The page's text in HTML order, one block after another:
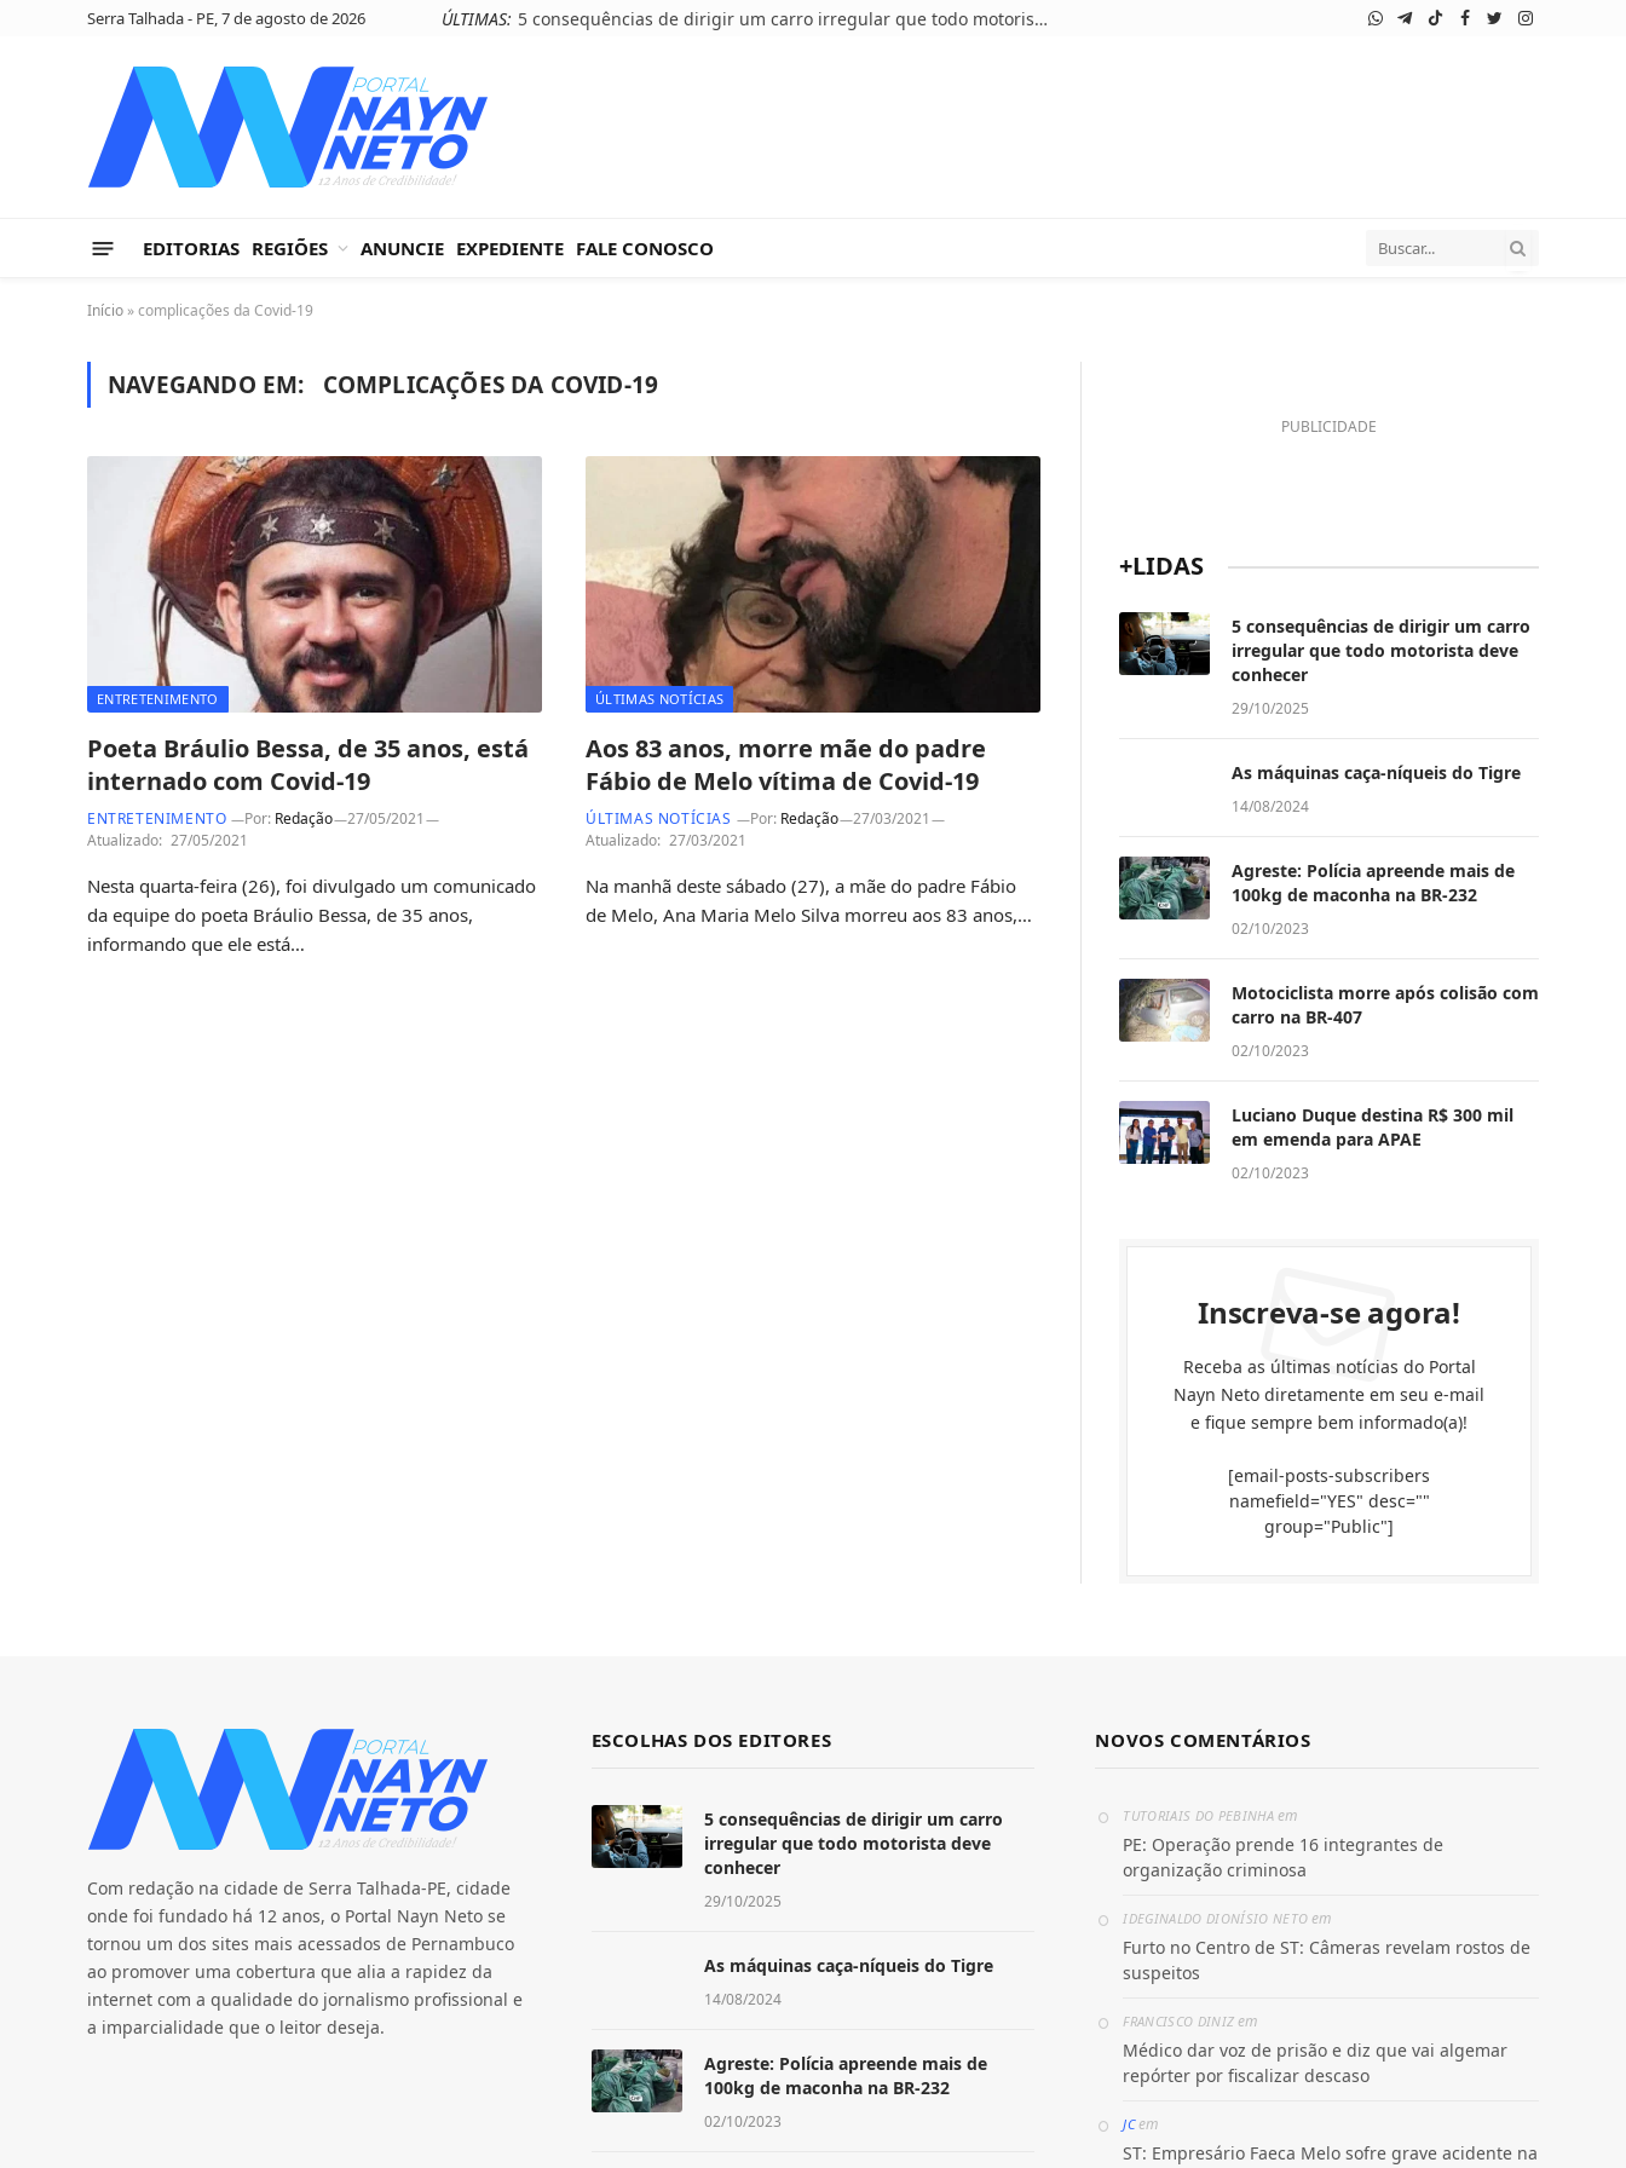
Serra Talhada - PE, 7 de agosto de 2026 ÚLTIMAS: 5 consequências de dirigir um carro irregular que todo motorista deve conhecer WhatsApp
Telegram
TikTokFacebook
TwitterInstagram
EDITORIAS REGIÕES ANUNCIE EXPEDIENTE FALE CONOSCO
Início »complicações da Covid-19
NAVEGANDO EM: COMPLICAÇÕES DA COVID-19
ENTRETENIMENTO
Poeta Bráulio Bessa, de 35 anos, está
internado com Covid-19
ENTRETENIMENTO Por: Redação
27/05/2021
Atualizado: 27/05/2021
Nesta quarta-feira (26), foi divulgado um comunicado
da equipe do poeta Bráulio Bessa, de 35 anos,
informando que ele está…
ÚLTIMAS NOTÍCIAS
Aos 83 anos, morre mãe do padre
Fábio de Melo vítima de Covid-19
ÚLTIMAS NOTÍCIAS Por: Redação
27/03/2021
Atualizado: 27/03/2021
Na manhã deste sábado (27), a mãe do padre Fábio
de Melo, Ana Maria Melo Silva morreu aos 83 anos,…
PUBLICIDADE
+LIDAS
5 consequências de dirigir um carro
irregular que todo motorista deve
conhecer
29/10/2025
As máquinas caça-níqueis do Tigre
14/08/2024
Agreste: Polícia apreende mais de
100kg de maconha na BR-232
02/10/2023
Motociclista morre após colisão com
carro na BR-407
02/10/2023
Luciano Duque destina R$ 300 mil
em emenda para APAE
02/10/2023
Inscreva-se agora!
Receba as últimas notícias do Portal
Nayn Neto diretamente em seu e-mail
e fique sempre bem informado(a)!
[email-posts-subscribers
namefield="YES" desc=""
group="Public"]
Com redação na cidade de Serra Talhada-PE, cidade
onde foi fundado há 12 anos, o Portal Nayn Neto se
tornou um dos sites mais acessados de Pernambuco
ao promover uma cobertura que alia a rapidez da
internet com a qualidade do jornalismo profissional e
a imparcialidade que o leitor deseja.
ESCOLHAS DOS EDITORES
5 consequências de dirigir um carro
irregular que todo motorista deve
conhecer
29/10/2025
As máquinas caça-níqueis do Tigre
14/08/2024
Agreste: Polícia apreende mais de
100kg de maconha na BR-232
02/10/2023
NOVOS COMENTÁRIOS
TUTORIAIS DO PEBINHAem
PE: Operação prende 16 integrantes de
organização criminosa
IDEGINALDO DIONÍSIO NETO em
Furto no Centro de ST: Câmeras revelam rostos de
suspeitos
FRANCISCO DINIZ em
Médico dar voz de prisão e diz que vai algemar
repórter por fiscalizar descaso
JCem
ST: Empresário Faeca Melo sofre grave acidente na